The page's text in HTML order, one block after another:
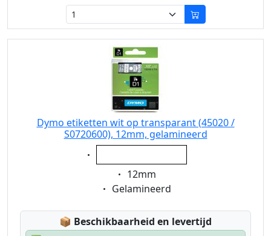
Dymo etiketten wit op transparant (45020 /
S0720600), 12mm, gelamineerd
Eigenschaft:
Eigenschaft:
12mm
Eigenschaft:
Gelamineerd
📦 Lagerstatus:
Beschikbaarheid en levertijd